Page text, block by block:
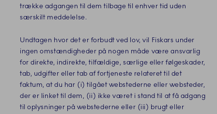
trække adgangen til dem tilbage til enhver tid uden
særskilt meddelelse.
Undtagen hvor det er forbudt ved lov, vil Fiskars under
ingen omstændigheder på nogen måde være ansvarlig
for direkte, indirekte, tilfældige, særlige eller følgeskader,
tab, udgifter eller tab af fortjeneste relateret til det
faktum, at du har (i) tilgået webstederne eller websteder,
der er linket til dem, (ii) ikke været i stand til at få adgang
til oplysninger på webstederne eller (iii) brugt eller